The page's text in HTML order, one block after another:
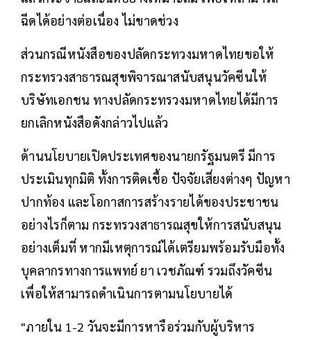
ฉีดได้อย่างต่อเนื่อง ไม่ขาดช่วง
ส่วนกรณีหนังสือของปลัดกระทวงมหาดไทยขอให้
กระทรวงสาธารณสุขพิจารณาสนับสนุนวัคซีนให้
บริษัทเอกชน ทางปลัดกระทรวงมหาดไทยได้มีการ
ยกเลิกหนังสือดังกล่าวไปแล้ว
ด้านนโยบายเปิดประเทศของนายกรัฐมนตรี มีการ
ประเมินทุกมิติ ทั้งการติดเชื้อ ปัจจัยเสี่ยงต่างๆ ปัญหา
ปากท้อง และโอกาสการสร้างรายได้ของประชาชน
อย่างไรก็ตาม กระทรวงสาธารณสุขให้การสนับสนุน
อย่างเต็มที่ หากมีเหตุการณ์ได้เตรียมพร้อมรับมือทั้ง
บุคลากรทางการแพทย์ ยา เวชภัณฑ์ รวมถึงวัคซีน
เพื่อให้สามารถดำเนินการตามนโยบายได้
"ภายใน 1-2 วันจะมีการหารือร่วมกับผู้บริหาร